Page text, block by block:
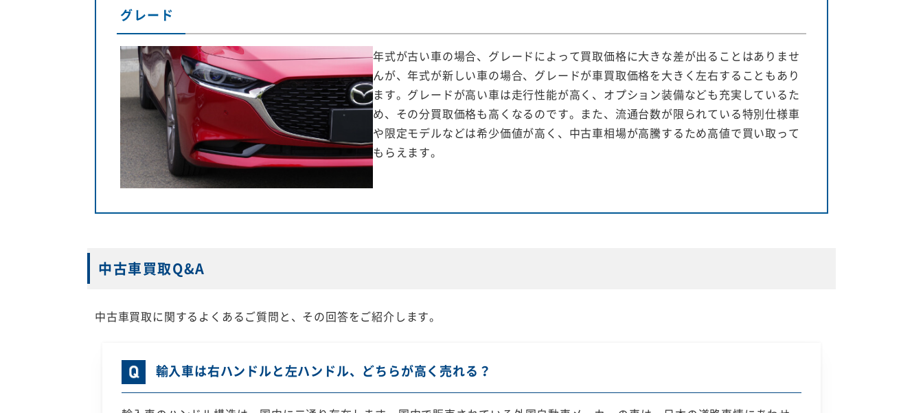
グレード
年式が古い車の場合、グレードによって買取価格に大きな差が出ることはありませ
んが、年式が新しい車の場合、グレードが車買取価格を大きく左右することもあり
ます。グレードが高い車は走行性能が高く、オプション装備なども充実しているた
め、その分買取価格も高くなるのです。また、流通台数が限られている特別仕様車
や限定モデルなどは希少価値が高く、中古車相場が高騰するため高値で買い取って
もらえます。
中古車買取Q&A
中古車買取に関するよくあるご質問と、その回答をご紹介します。
輸入車は右ハンドルと左ハンドル、どちらが高く売れる？